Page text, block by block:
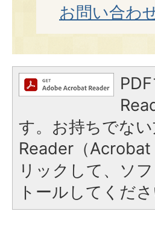
お問い合わ
す。お持ちでな
Reader（
リックして、ソ
トールしてくださ